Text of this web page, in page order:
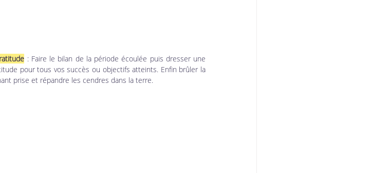
: Faire le bilan de la période écoulée puis dresser une
pour tous vos succès ou objectifs atteints. Enfin brûler la
prise et répandre les cendres dans la terre.